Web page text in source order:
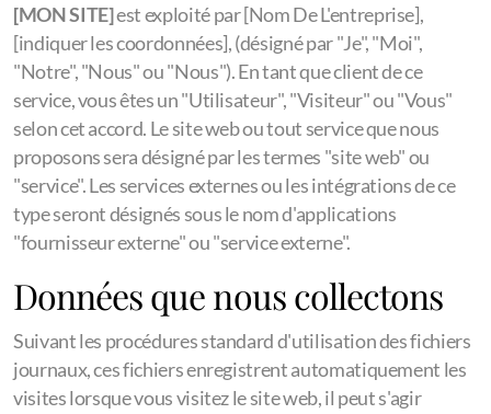
[MON SITE]est exploité par [Nom De L'entreprise],
[indiquer les coordonnées], (désigné par "Je", "Moi",
"Notre", "Nous" ou "Nous"). En tant que client de ce
service, vous êtes un "Utilisateur", "Visiteur" ou "Vous"
selon cet accord. Le site web ou tout service que nous
proposons sera désigné par les termes "site web" ou
"service". Les services externes ou les intégrations de ce
type seront désignés sous le nom d'applications
"fournisseur externe" ou "service externe".
Données que nous collectons
Suivant les procédures standard d'utilisation des fichiers
journaux, ces fichiers enregistrent automatiquement les
visites lorsque vous visitez le site web, il peut s'agir